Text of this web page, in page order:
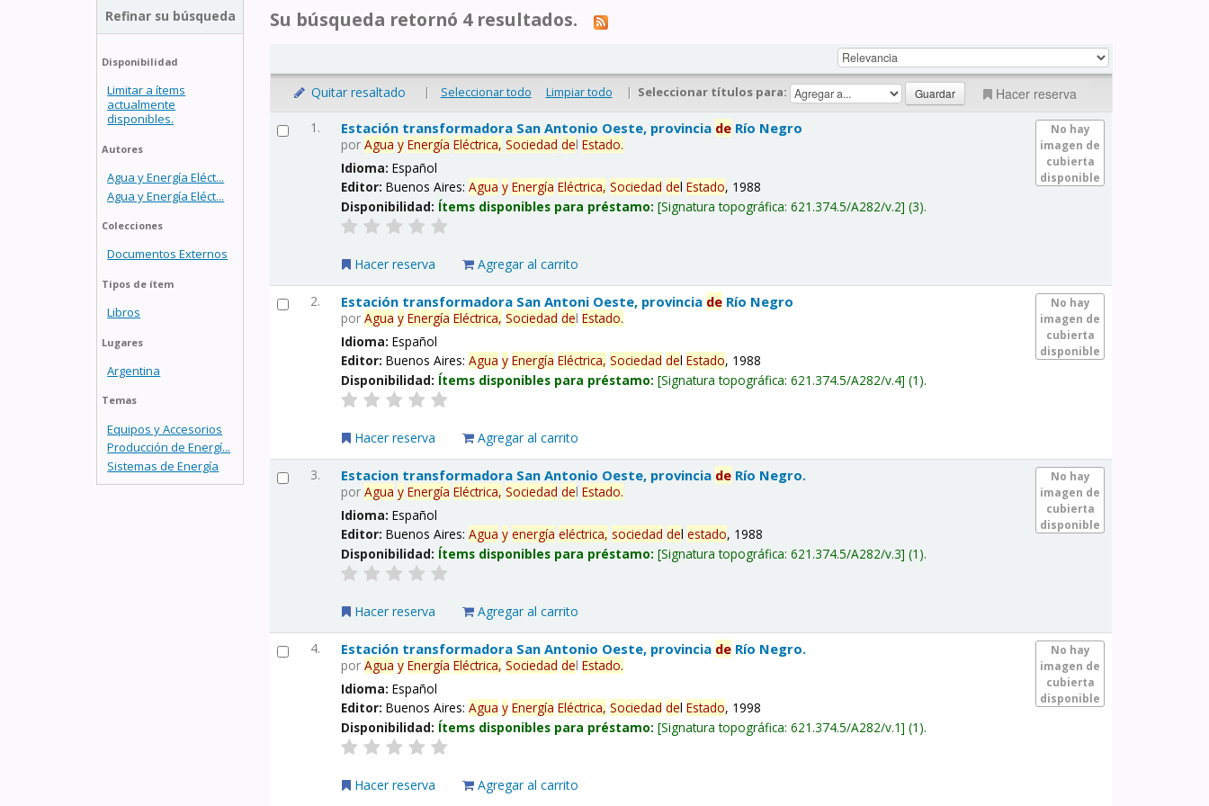
Refinar su búsqueda
Disponibilidad
Limitar a ítems
actualmente
disponibles.
Autores
Agua y Energía Eléct...
Agua y Energía Eléct...
Colecciones
Documentos Externos
Tipos de ítem
Libros
Lugares
Argentina
Temas
Equipos y Accesorios
Producción de Energí...
Sistemas de Energía
Su búsqueda retornó 4 resultados.
Quitar resaltado | Seleccionar todo Limpiar todo | Seleccionar títulos para: Hacer reserva
1.
No hay
imagen de
cubierta
disponible
Estación transformadora San Antonio Oeste, provincia de Río Negro
porAgua y Energía Eléctrica, Sociedad delEstado.
Idioma:Español
Editor:Buenos Aires:Agua y Energía Eléctrica, Sociedad delEstado, 1988
Disponibilidad: Ítems disponibles para préstamo: Signatura topográfica:621.374.5/A282/v.2 (3).
Hacer reserva Agregar al carrito
2.
No hay
imagen de
cubierta
disponible
Estación transformadora San Antoni Oeste, provincia de Río Negro
porAgua y Energía Eléctrica, Sociedad delEstado.
Idioma:Español
Editor:Buenos Aires:Agua y Energía Eléctrica, Sociedad delEstado, 1988
Disponibilidad: Ítems disponibles para préstamo: Signatura topográfica:621.374.5/A282/v.4 (1).
Hacer reserva Agregar al carrito
3.
No hay
imagen de
cubierta
disponible
Estacion transformadora San Antonio Oeste, provincia de Río Negro.
porAgua y Energía Eléctrica, Sociedad delEstado.
Idioma:Español
Editor:Buenos Aires:Agua y energía eléctrica, sociedad delestado, 1988
Disponibilidad: Ítems disponibles para préstamo: Signatura topográfica:621.374.5/A282/v.3 (1).
Hacer reserva Agregar al carrito
4.
No hay
imagen de
cubierta
disponible
Estación transformadora San Antonio Oeste, provincia de Río Negro.
porAgua y Energía Eléctrica, Sociedad delEstado.
Idioma:Español
Editor:Buenos Aires:Agua y Energía Eléctrica, Sociedad delEstado, 1998
Disponibilidad: Ítems disponibles para préstamo: Signatura topográfica:621.374.5/A282/v.1 (1).
Hacer reserva Agregar al carrito